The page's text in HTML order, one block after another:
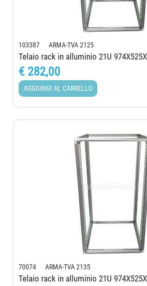
103387 ARMA-TVA 2125
Telaio rack in alluminio 21U
€ 282,00
AGGIUNGI AL CARRELLO
70074 ARMA-TVA 2135
Telaio rack in alluminio 21U